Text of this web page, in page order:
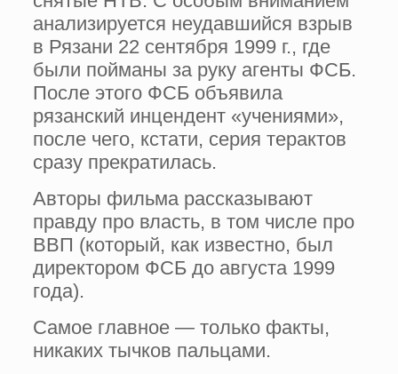
анализируется неудавшийся взрыв
в Рязани 22 сентября 1999 г., где
были пойманы за руку агенты ФСБ.
После этого ФСБ объявила
рязанский инцендент «учениями»,
после чего, кстати, серия терактов
сразу прекратилась.
Авторы фильма рассказывают
правду про власть, в том числе про
ВВП (который, как известно, был
директором ФСБ до августа 1999
года).
Самое главное — только факты,
никаких тычков пальцами.